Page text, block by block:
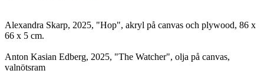
Alexandra Skarp, 2025, "Hop", akryl på canvas och plywood, 86 x
66 x 5 cm.
Anton Kasian Edberg, 2025, "The Watcher", olja på canvas,
valnötsram